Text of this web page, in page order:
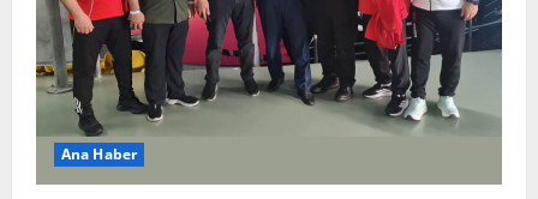
Ana Haber